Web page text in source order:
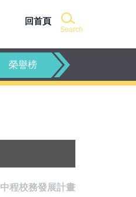
回首頁
Search
榮譽榜
中程校務發展計畫